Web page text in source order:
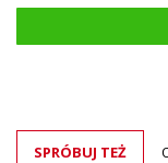
SPRÓBUJ TEŻ